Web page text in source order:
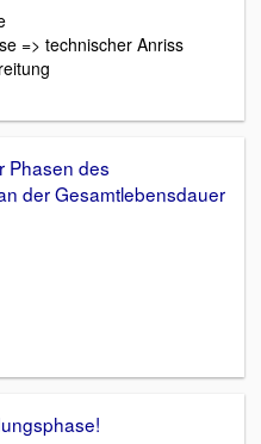
=> technischer Anriss
Phasen des
der Gesamtlebensdauer